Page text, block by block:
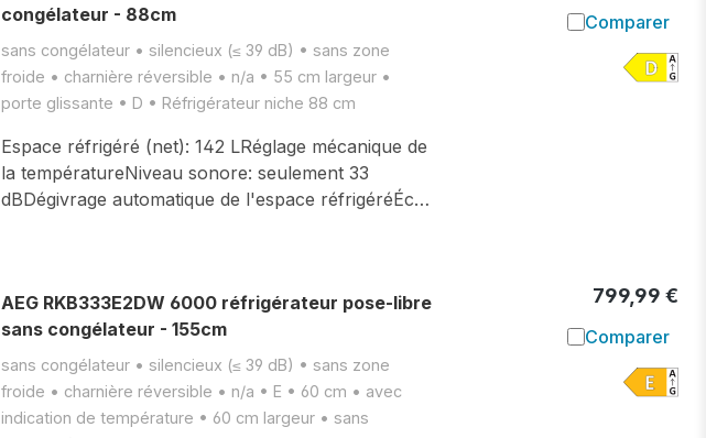
congélateur - 88cm
sans congélateur • silencieux (≤ 39 dB) • sans zone
froide • charnière réversible • n/a • 55 cm largeur •
porte glissante • D • Réfrigérateur niche 88 cm
Espace réfrigéré (net): 142 LRéglage mécanique de
la températureNiveau sonore: seulement 33
dBDégivrage automatique de l'espace réfrigéréÉc…
Comparer
Ajouter à
AEG RKB333E2DW 6000 réfrigérateur pose-libre
sans congélateur - 155cm
sans congélateur • silencieux (≤ 39 dB) • sans zone
froide • charnière réversible • n/a • E • 60 cm • avec
indication de température • 60 cm largeur • sans
799,99 €
Comparer
Ajouter à